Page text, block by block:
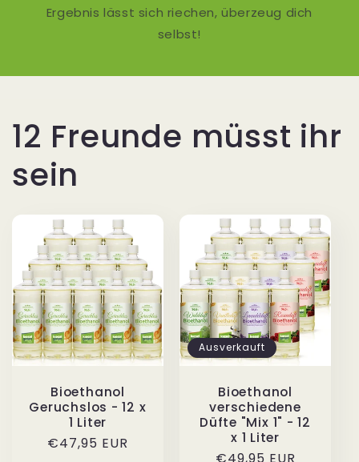
Ergebnis lässt sich riechen, überzeug dich
selbst!
12 Freunde müsst ihr
sein
Bioethanol
Geruchslos - 12 x
1 Liter
Normaler
€47,95 EUR
Ausverkauft
Bioethanol
verschiedene
Düfte "Mix 1" - 12
x 1 Liter
Normaler
€49,95 EUR